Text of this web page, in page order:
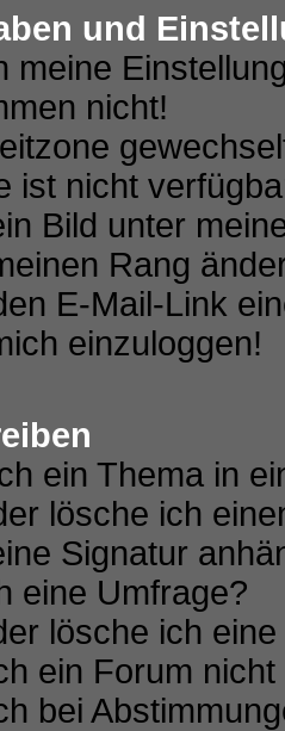
und
meine
nicht!
ist nicht
Bild unter
Rang
E-Mail-Link
einzuloggen!
ein Thema in
lösche ich
Signatur
eine Umfrage?
lösche ich
ein Forum
bei